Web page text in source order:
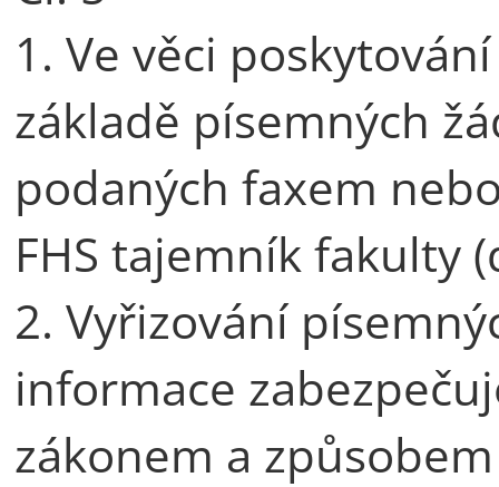
1. Ve věci
základě písemných
podaných faxem
FHS tajemník fakulty
2. Vyřizování
informace
zákonem a